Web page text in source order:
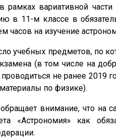
рамках вариативной
в 11-м классе в
часов на изучение
учебных предметов, по
(в том числе на
не ранее 2019
по физике).
внимание, что на
«Астрономия» как